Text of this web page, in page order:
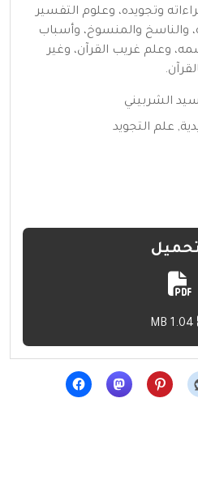
وتجويده، وعلوم التفسير
والناسخ والمنسوخ، وأسباب
وعلم غريب القرآن، وغير
الشربيني
, علم التجويد